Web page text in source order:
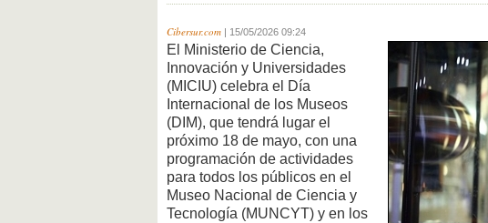
Cibersur.com 15/05/2026 09:24
El Ministerio de Ciencia,
Innovación y Universidades
(MICIU) celebra el Día
Internacional de los Museos
(DIM), que tendrá lugar el
próximo 18 de mayo, con una
programación de actividades
para todos los públicos en el
Museo Nacional de Ciencia y
Tecnología (MUNCYT) y en los